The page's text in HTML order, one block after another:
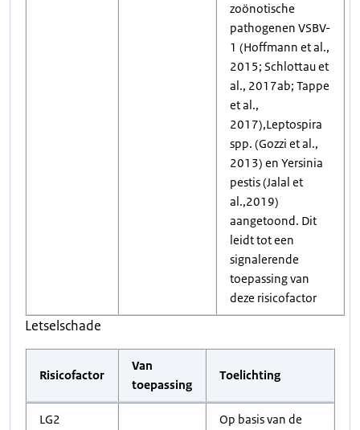
zoönotische
pathogenen VSBV-
1 (Hoffmann et al.,
2015; Schlottau et
al., 2017ab; Tappe
et al.,
2017),Leptospira
spp. (Gozzi et al.,
2013) en Yersinia
pestis (Jalal et
al.,2019)
aangetoond. Dit
leidt tot een
signalerende
toepassing van
deze risicofactor
Letselschade
Risicofactor
Van
toepassing
Toelichting
LG2
Op basis van de